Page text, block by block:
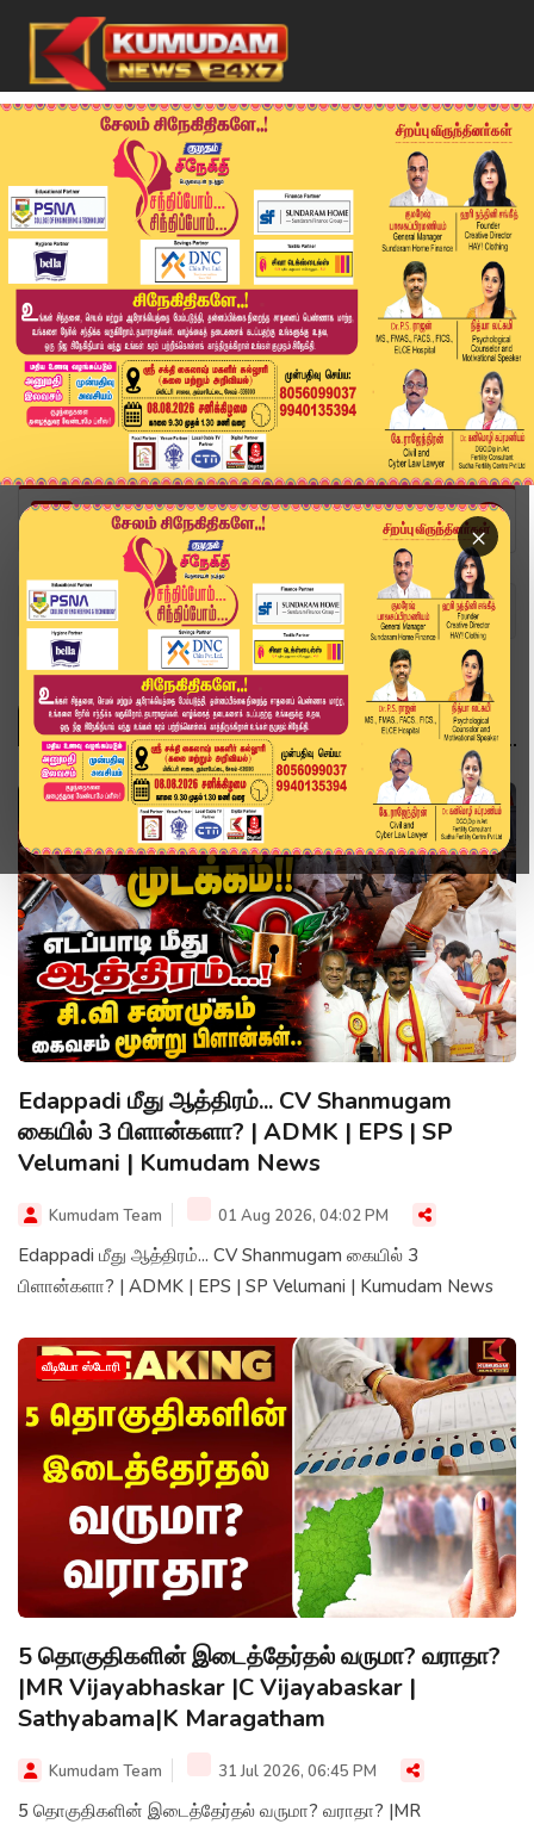
×
Home Topics
Edappadi மீது ஆத்திரம்... CV Shanmugam
கையில் 3 பிளான்களா? | ADMK | EPS | SP
Velumani | Kumudam News
Kumudam Team 01 Aug 2026, 04:02 PM
Edappadi மீது ஆத்திரம்... CV Shanmugam கையில் 3
பிளான்களா? | ADMK | EPS | SP Velumani | Kumudam News
வீடியோ ஸ்டோரி
5 தொகுதிகளின் இடைத்தேர்தல் வருமா? வராதா?
|MR Vijayabhaskar |C Vijayabaskar |
Sathyabama|K Maragatham
Kumudam Team 31 Jul 2026, 06:45 PM
5 தொகுதிகளின் இடைத்தேர்தல் வருமா? வராதா? |MR